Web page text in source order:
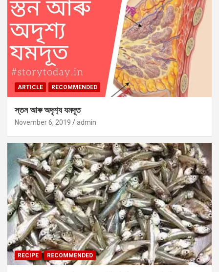
ARTICLE RECOMMENDED
স্তন আৰু অদৃশ‍্য যমদূত
November 6, 2019 admin
RECIPE RECOMMENDED